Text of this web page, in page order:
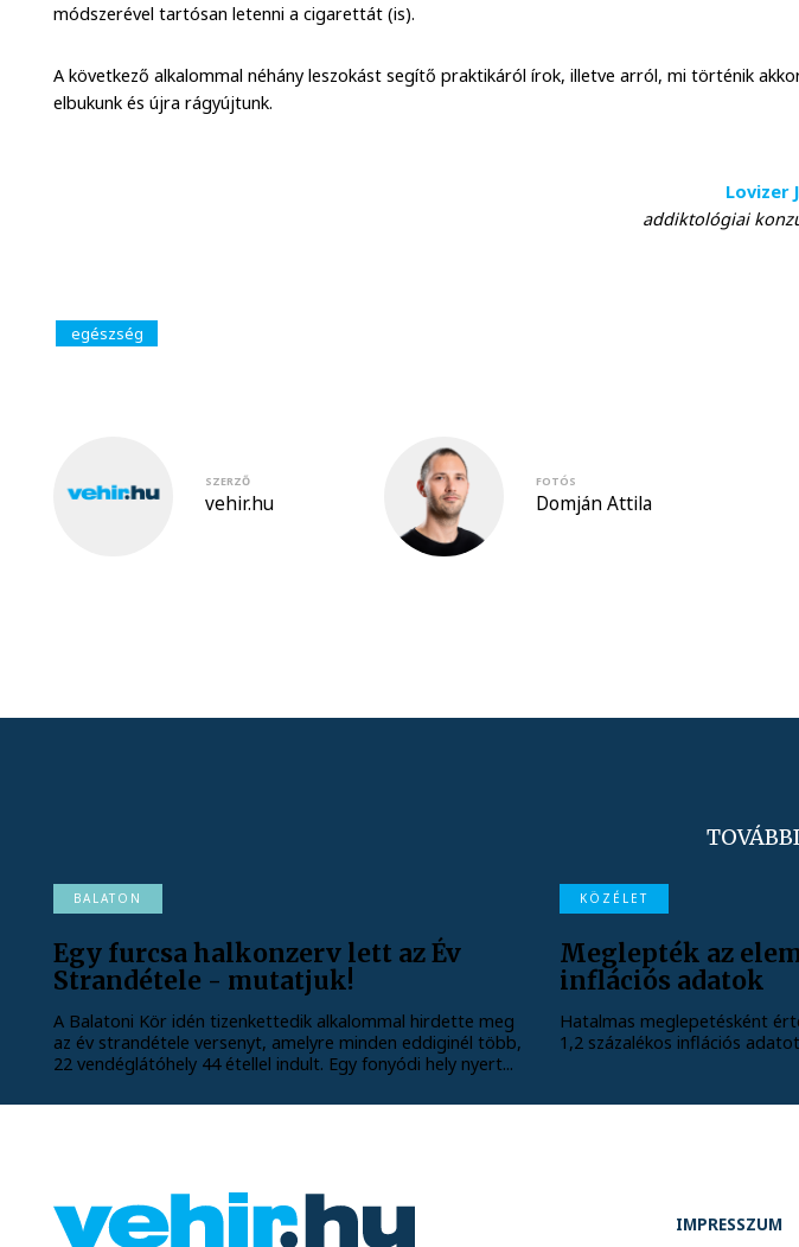
módszerével tartósan letenni a cigarettát (is).
A következő alkalommal néhány leszokást segítő praktikáról írok, illetve arról, mi történik
elbukunk és újra rágyújtunk.
Lovizer
addiktológiai
egészség
SZERZŐ
vehir.hu
FOTÓS
Domján Attila
BALATON
Egy furcsa halkonzerv lett az Év
Strandétele - mutatjuk!
A Balatoni Kör idén tizenkettedik alkalommal hirdette meg
az év strandétele versenyt, amelyre minden eddiginél több,
22 vendéglátóhely 44 étellel indult. Egy fonyódi hely nyert...
KÖZÉLET
Meglepték az
inflációs adatok
Hatalmas meglepetésként
1,2 százalékos inflációs
IMPRESSZUM